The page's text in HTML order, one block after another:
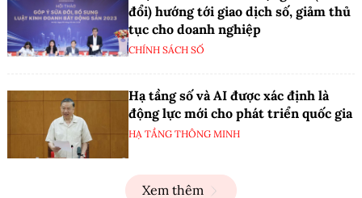
đổi) hướng tới giao dịch số, giảm thủ
tục cho doanh nghiệp
CHÍNH SÁCH SỐ
Hạ tầng số và AI được xác định là
động lực mới cho phát triển quốc gia
HẠ TẦNG THÔNG MINH
Xem thêm